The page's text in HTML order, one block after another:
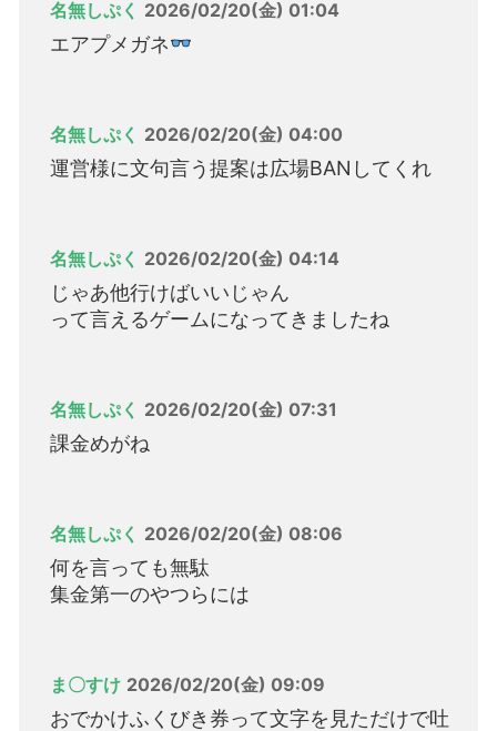
名無しぷく 2026/02/20(金) 01:04
エアプメガネ
名無しぷく 2026/02/20(金) 04:00
運営様に文句言う提案は広場BANしてくれ
名無しぷく 2026/02/20(金) 04:14
じゃあ他行けばいいじゃん
って言えるゲームになってきましたね
名無しぷく 2026/02/20(金) 07:31
課金めがね
名無しぷく 2026/02/20(金) 08:06
何を言っても無駄
集金第一のやつらには
ま〇すけ 2026/02/20(金) 09:09
おでかけふくびき券って文字を見ただけで吐